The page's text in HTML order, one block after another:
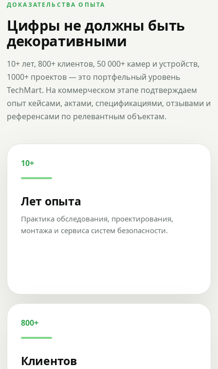
ДОКАЗАТЕЛЬСТВА ОПЫТА
Цифры не должны быть
декоративными
10+ лет, 800+ клиентов, 50 000+ камер и устройств,
1000+ проектов — это портфельный уровень
TechMart. На коммерческом этапе подтверждаем
опыт кейсами, актами, спецификациями, отзывами и
референсами по релевантным объектам.
10+
Лет опыта
Практика обследования, проектирования,
монтажа и сервиса систем безопасности.
800+
Клиентов